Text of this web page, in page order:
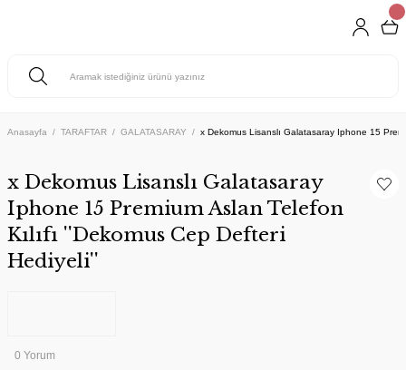
Anasayfa TARAFTAR GALATASARAY x Dekomus Lisanslı Galatasaray Iphone 15
x Dekomus Lisanslı Galatasaray
Iphone 15 Premium Aslan Telefon
Kılıfı ''Dekomus Cep Defteri
Hediyeli''
0 Yorum